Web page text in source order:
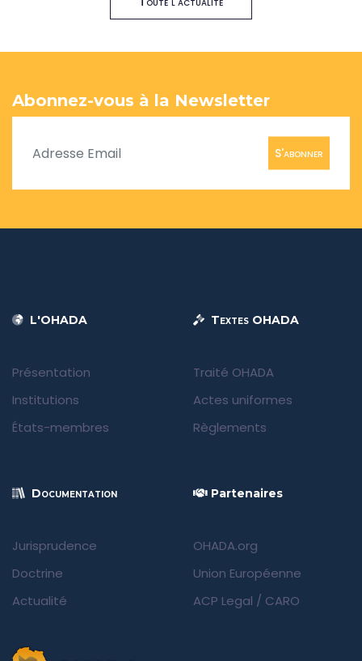
Abonnez-vous à la Newsletter
S'abonner
L'OHADA
Présentation
Institutions
États-membres
Textes OHADA
Traité OHADA
Actes uniformes
Règlements
Documentation
Jurisprudence
Doctrine
Actualité
Partenaires
OHADA.org
Union Européenne
ACP Legal / CARO